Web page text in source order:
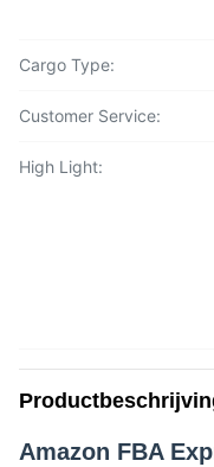
Cargo Type:
Customer Service:
High Light:
Amazon FBA